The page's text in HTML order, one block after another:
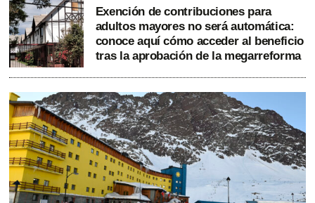
Exención de contribuciones para
adultos mayores no será automática:
conoce aquí cómo acceder al beneficio
tras la aprobación de la megarreforma